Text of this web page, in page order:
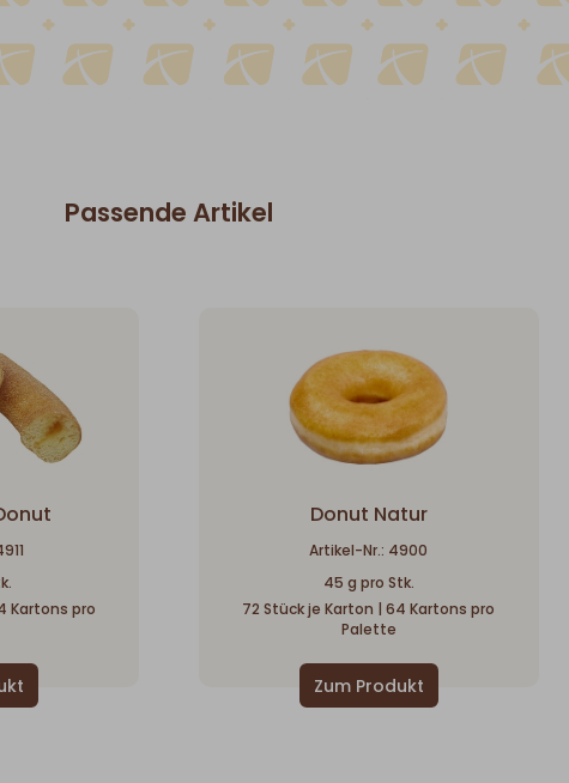
Passende Artikel
Kartons pro
Donut Natur
Artikel-Nr.: 4900
45 g pro Stk.
72 Stück je Karton | 64 Kartons pro
Palette